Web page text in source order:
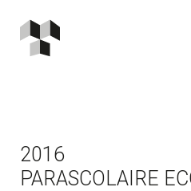
2016
PARASCOLAIRE